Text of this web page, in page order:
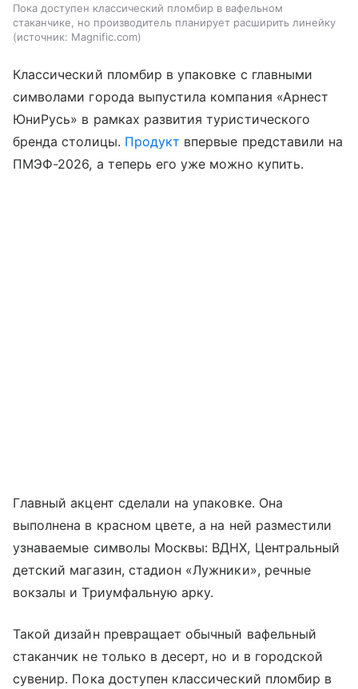
Пока доступен классический пломбир в вафельном
стаканчике, но производитель планирует расширить линейку
источник: Magnific.com
Классический пломбир в упаковке с главными
символами города выпустила компания «Арнест
ЮниРусь» в рамках развития туристического
бренда столицы. Продукт впервые представили на
ПМЭФ-2026, а теперь его уже можно купить.
Главный акцент сделали на упаковке. Она
выполнена в красном цвете, а на ней разместили
узнаваемые символы Москвы: ВДНХ, Центральный
детский магазин, стадион «Лужники», речные
вокзалы и Триумфальную арку.
Такой дизайн превращает обычный вафельный
стаканчик не только в десерт, но и в городской
сувенир. Пока доступен классический пломбир в